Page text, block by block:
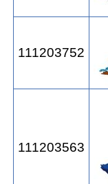
111203752
111203563